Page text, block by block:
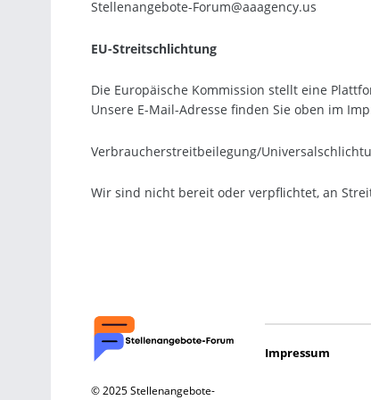
Stellenangebote-Forum@aaagency.us
EU-Streitschlichtung
Die Europäische Kommission stellt eine
Unsere E-Mail-Adresse finden Sie oben im
Verbraucher­streit­beilegung/
Wir sind nicht bereit oder verpflichtet, an
© 2025 Stellenangebote-
Impressum